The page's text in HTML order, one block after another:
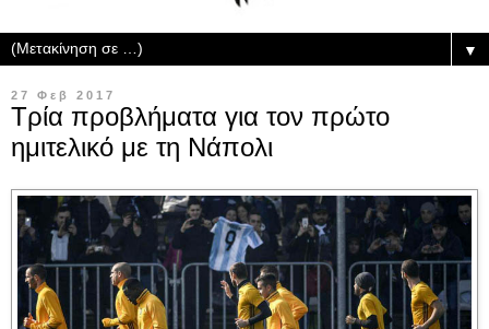
▼
27 Φεβ 2017
Τρία προβλήματα για τον πρώτο
ημιτελικό με τη Νάπολι